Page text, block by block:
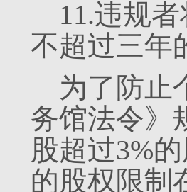
11.违规
不超过三年
为了防止
务馆法令》
股超过3%
的股权限制